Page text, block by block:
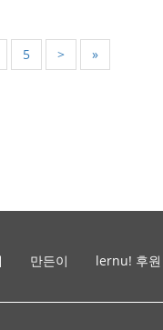
5 > »
만든이 lernu! 후원